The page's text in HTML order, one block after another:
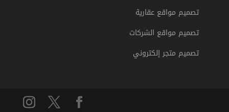
تصميم مواقع عقارية
تصميم مواقع الشركات
تصميم متجر إلكتروني